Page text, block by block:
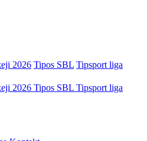
2026 Tipos SBL Tipsport liga
2026 Tipos SBL Tipsport liga